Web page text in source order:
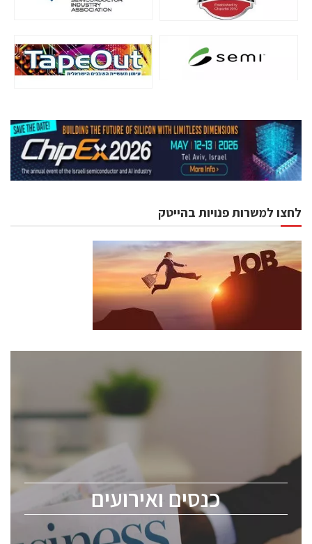
לחצו למשרות פנויות בהייטק
כנסים ואירועים
כנסים ואירועים
לכל העוסקים בתעשיית הסמיקונדקטור כולל מהנדסים,
מומחים מקצועיים ובכירים.
ChipEx2026 will be held on May 12-13, 2026. The
conference is intended for everyone involved in the